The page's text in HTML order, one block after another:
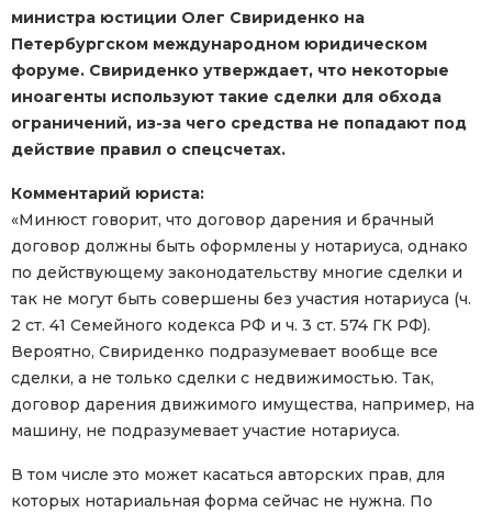
министра юстиции Олег Свириденко на
Петербургском международном юридическом
форуме. Свириденко утверждает, что некоторые
иноагенты используют такие сделки для обхода
ограничений, из-за чего средства не попадают под
действие правил о спецсчетах.
Комментарий юриста:
«Минюст говорит, что договор дарения и брачный
договор должны быть оформлены у нотариуса, однако
по действующему законодательству многие сделки и
так не могут быть совершены без участия нотариуса (ч.
2 ст. 41 Семейного кодекса РФ и ч. 3 ст. 574 ГК РФ).
Вероятно, Свириденко подразумевает вообще все
сделки, а не только сделки с недвижимостью. Так,
договор дарения движимого имущества, например, на
машину, не подразумевает участие нотариуса.
В том числе это может касаться авторских прав, для
которых нотариальная форма сейчас не нужна. По